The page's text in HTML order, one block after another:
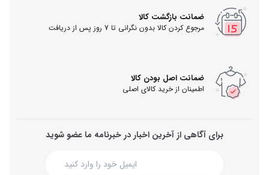
ضمانت بازگشت کالا
مرجوع کردن کالا بدون نگرانی تا 7 روز پس از دریافت
ضمانت اصل بودن کالا
اطمینان از خرید کالای اصلی
برای آگاهی از آخرین اخبار در خبرنامه ما عضو شوید